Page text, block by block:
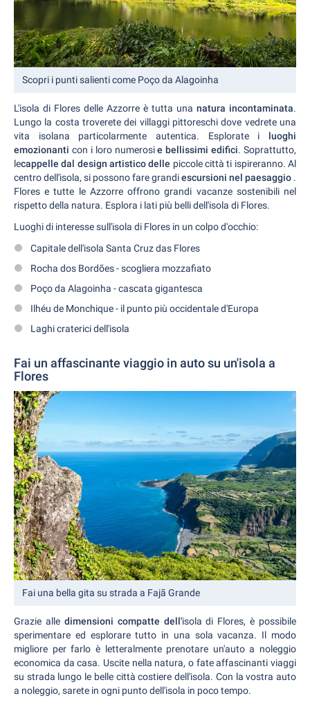
Scopri i punti salienti come Poço da Alagoinha
L'isola di Flores delle Azzorre è tutta una natura incontaminata.
Lungo la costa troverete dei villaggi pittoreschi dove vedrete una
vita isolana particolarmente autentica. Esplorate i luoghi
emozionanti con i loro numerosie bellissimi edifici. Soprattutto,
lecappelle dal design artistico delle piccole città ti ispireranno. Al
centro dell'isola, si possono fare grandiescursioni nel paesaggio .
Flores e tutte le Azzorre offrono grandi vacanze sostenibili nel
rispetto della natura. Esplora i lati più belli dell'isola di Flores.
Luoghi di interesse sull'isola di Flores in un colpo d'occhio:
Capitale dell'isola Santa Cruz das Flores
Rocha dos Bordões - scogliera mozzafiato
Poço da Alagoinha - cascata gigantesca
Ilhéu de Monchique - il punto più occidentale d'Europa
Laghi craterici dell'isola
Fai un affascinante viaggio in auto su un'isola a
Flores
Fai una bella gita su strada a Fajã Grande
Grazie alle dimensioni compatte dell'isola di Flores, è possibile
sperimentare ed esplorare tutto in una sola vacanza. Il modo
migliore per farlo è letteralmente prenotare un'auto a noleggio
economica da casa. Uscite nella natura, o fate affascinanti viaggi
su strada lungo le belle città costiere dell'isola. Con la vostra auto
a noleggio, sarete in ogni punto dell'isola in poco tempo.